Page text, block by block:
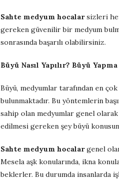
Sahte medyum hocalarsizleri her
gereken güvenilir bir medyum
sonrasında başarılı olabilirsiniz.
Büyü Nasıl Yapılır? Büyü
Büyü, medyumlar tarafından en
bulunmaktadır. Bu yöntemlerin
sahip olan medyumlar genel
edilmesi gereken şey büyü
Sahte medyum hocalargenel
Mesela aşk konularında, ikna
beklerler. Bu durumda insanlarda